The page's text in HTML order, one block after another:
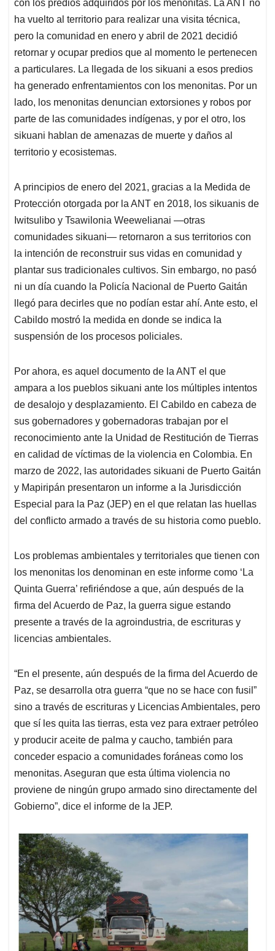
con los predios adquiridos por los menonitas. La ANT no
ha vuelto al territorio para realizar una visita técnica,
pero la comunidad en enero y abril de 2021 decidió
retornar y ocupar predios que al momento le pertenecen
a particulares. La llegada de los sikuani a esos predios
ha generado enfrentamientos con los menonitas. Por un
lado, los menonitas denuncian extorsiones y robos por
parte de las comunidades indígenas, y por el otro, los
sikuani hablan de amenazas de muerte y daños al
territorio y ecosistemas.
A principios de enero del 2021, gracias a la Medida de
Protección otorgada por la ANT en 2018, los sikuanis de
Iwitsulibo y Tsawilonia Weewelianai —otras
comunidades sikuani— retornaron a sus territorios con
la intención de reconstruir sus vidas en comunidad y
plantar sus tradicionales cultivos. Sin embargo, no pasó
ni un día cuando la Policía Nacional de Puerto Gaitán
llegó para decirles que no podían estar ahí. Ante esto, el
Cabildo mostró la medida en donde se indica la
suspensión de los procesos policiales.
Por ahora, es aquel documento de la ANT el que
ampara a los pueblos sikuani ante los múltiples intentos
de desalojo y desplazamiento. El Cabildo en cabeza de
sus gobernadores y gobernadoras trabajan por el
reconocimiento ante la Unidad de Restitución de Tierras
en calidad de víctimas de la violencia en Colombia. En
marzo de 2022, las autoridades sikuani de Puerto Gaitán
y Mapiripán presentaron un informe a la Jurisdicción
Especial para la Paz (JEP) en el que relatan las huellas
del conflicto armado a través de su historia como pueblo.
Los problemas ambientales y territoriales que tienen con
los menonitas los denominan en este informe como ‘La
Quinta Guerra’ refiriéndose a que, aún después de la
firma del Acuerdo de Paz, la guerra sigue estando
presente a través de la agroindustria, de escrituras y
licencias ambientales.
“En el presente, aún después de la firma del Acuerdo de
Paz, se desarrolla otra guerra “que no se hace con fusil”
sino a través de escrituras y Licencias Ambientales, pero
que sí les quita las tierras, esta vez para extraer petróleo
y producir aceite de palma y caucho, también para
conceder espacio a comunidades foráneas como los
menonitas. Aseguran que esta última violencia no
proviene de ningún grupo armado sino directamente del
Gobierno”, dice el informe de la JEP.